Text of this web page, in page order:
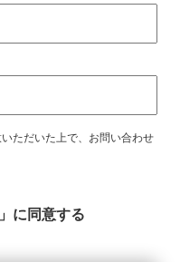
いただいた上で、お問い合わせ
に同意する